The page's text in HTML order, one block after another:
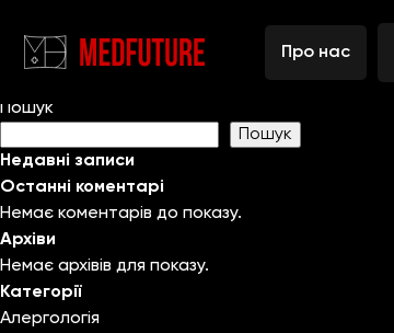
Про нас
It seems we can’t find what you’re looking for.
Пошук
Пошук
Недавні записи
Останні коментарі
Немає коментарів до показу.
Архіви
Немає архівів для показу.
Категорії
Алергологія